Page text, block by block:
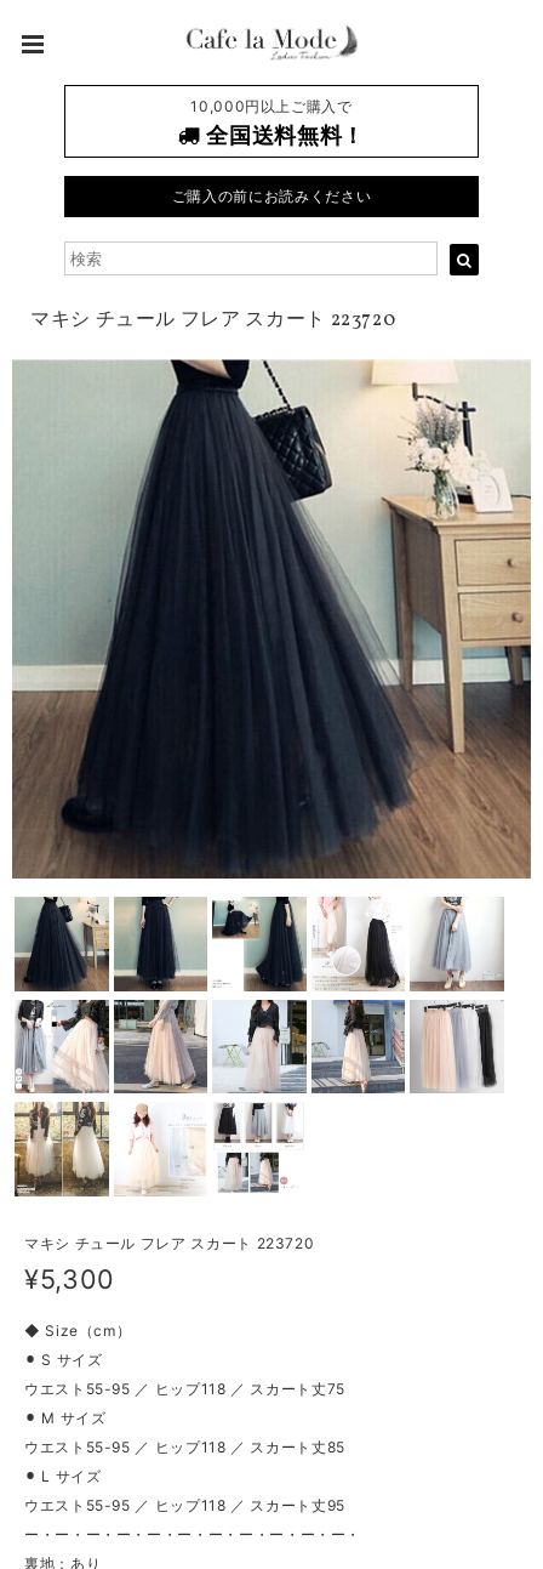
10,000円以上ご購入で
全国送料無料！
ご購入の前にお読みください
マキシ チュール フレア スカート 223720
マキシ チュール フレア スカート 223720
¥5,300
◆ Size（cm）
⚫︎ S サイズ
ウエスト55-95 ／ ヒップ118 ／ スカート丈75
⚫︎ M サイズ
ウエスト55-95 ／ ヒップ118 ／ スカート丈85
⚫︎ L サイズ
ウエスト55-95 ／ ヒップ118 ／ スカート丈95
ー・ー・ー・ー・ー・ー・ー・ー・ー・ー・ー・
裏地：あり